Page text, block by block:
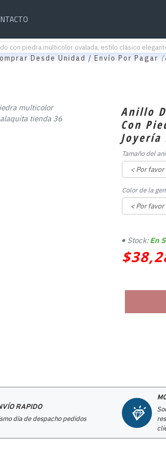
con piedra multicolor ovalada, estilo clásico
Desde Unidad / Envío Por Pagar
Anillo
Con
Joyería
Stock: En
Tamaño del
Color de la
RAPIDO
día de despacho pedidos